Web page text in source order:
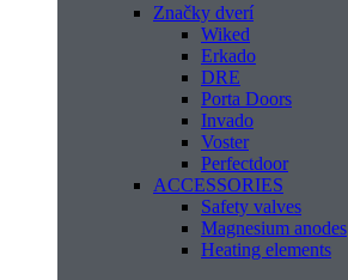
Značky dverí
Wiked
Erkado
DRE
Porta Doors
Invado
Voster
Perfectdoor
ACCESSORIES
Safety valves
Magnesium anodes
Heating elements